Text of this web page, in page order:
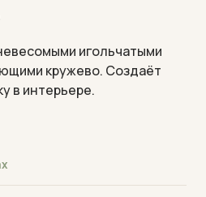
игольчатыми
кружево. Создаёт
в интерьере.